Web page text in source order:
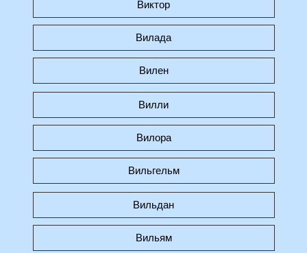
Виктор
Вилада
Вилен
Вилли
Вилора
Вильгельм
Вильдан
Вильям